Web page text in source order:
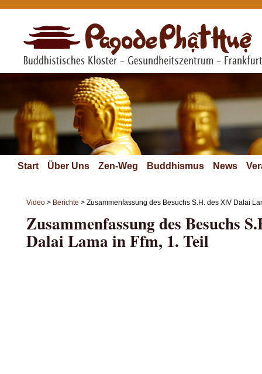
Start Über Uns Zen-Weg Buddhismus News
Video > Berichte > Zusammenfassung des Besuchs S.H. des XIV Dalai
Zusammenfassung des Besuchs
Dalai Lama in Ffm, 1. Teil